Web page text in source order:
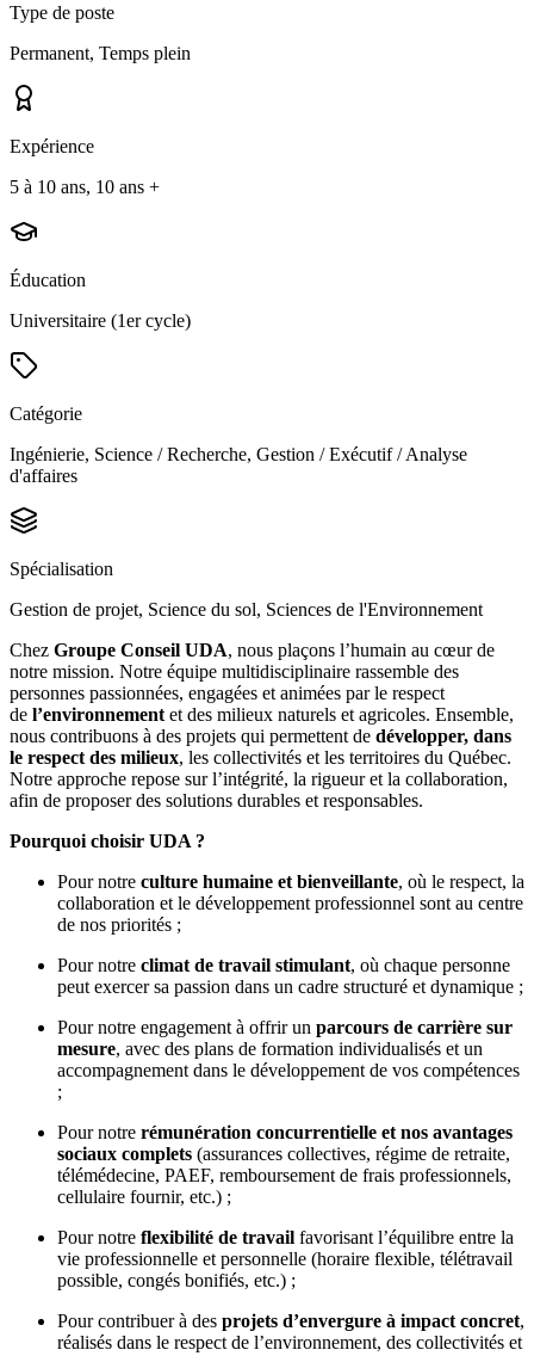
Type de poste
Permanent, Temps plein
Expérience
5 à 10 ans, 10 ans +
Éducation
Universitaire (1er cycle)
Catégorie
Ingénierie, Science / Recherche, Gestion / Exécutif / Analyse
d'affaires
Spécialisation
Gestion de projet, Science du sol, Sciences de l'Environnement
Chez Groupe Conseil UDA, nous plaçons l’humain au cœur de
notre mission. Notre équipe multidisciplinaire rassemble des
personnes passionnées, engagées et animées par le respect
de l’environnement et des milieux naturels et agricoles. Ensemble,
nous contribuons à des projets qui permettent de développer, dans
le respect des milieux, les collectivités et les territoires du Québec.
Notre approche repose sur l’intégrité, la rigueur et la collaboration,
afin de proposer des solutions durables et responsables.
Pourquoi choisir UDA ?
Pour notre culture humaine et bienveillante, où le respect, la
collaboration et le développement professionnel sont au centre
de nos priorités ;
Pour notre climat de travail stimulant, où chaque personne
peut exercer sa passion dans un cadre structuré et dynamique ;
Pour notre engagement à offrir un parcours de carrière sur
mesure, avec des plans de formation individualisés et un
accompagnement dans le développement de vos compétences
;
Pour notre rémunération concurrentielle et nos avantages
sociaux complets (assurances collectives, régime de retraite,
télémédecine, PAEF, remboursement de frais professionnels,
cellulaire fournir, etc.) ;
Pour notre flexibilité de travail favorisant l’équilibre entre la
vie professionnelle et personnelle (horaire flexible, télétravail
possible, congés bonifiés, etc.) ;
Pour contribuer à des projets d’envergure à impact concret,
réalisés dans le respect de l’environnement, des collectivités et